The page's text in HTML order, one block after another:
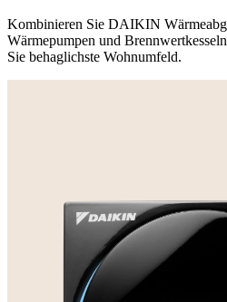
Kombinieren Sie DAIKIN
Wärmepumpen und
Sie behaglichste Wohnumfeld.